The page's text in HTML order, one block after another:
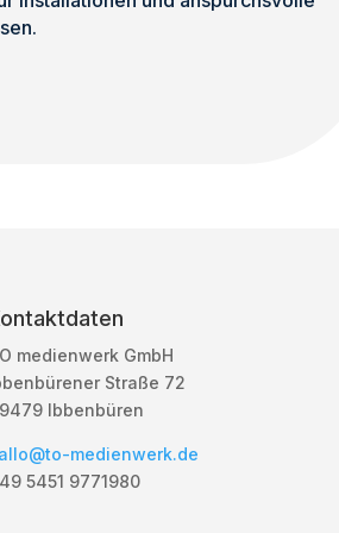
medienwerk GmbH
Straße 72
Ibbenbüren
medienwerk.de
5451 9771980